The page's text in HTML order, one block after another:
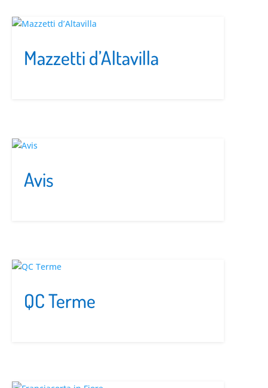
Mazzetti d’Altavilla
Avis
QC Terme